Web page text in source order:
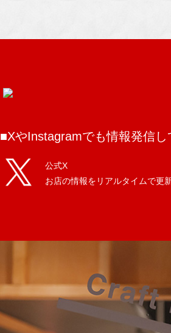
■XやInstagramでも情報発信
公式X
お店の情報をリアルタイムで更